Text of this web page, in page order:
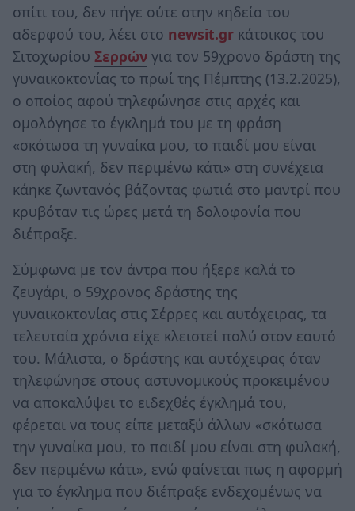
σπίτι του, δεν πήγε ούτε στην κηδεία του
αδερφού του, λέει στο newsit.gr κάτοικος του
Σιτοχωρίου Σερρών για τον 59χρονο δράστη της
γυναικοκτονίας το πρωί της Πέμπτης (13.2.2025),
ο οποίος αφού τηλεφώνησε στις αρχές και
ομολόγησε το έγκλημά του με τη φράση
«σκότωσα τη γυναίκα μου, το παιδί μου είναι
στη φυλακή, δεν περιμένω κάτι» στη συνέχεια
κάηκε ζωντανός βάζοντας φωτιά στο μαντρί που
κρυβόταν τις ώρες μετά τη δολοφονία που
διέπραξε.
Σύμφωνα με τον άντρα που ήξερε καλά το
ζευγάρι, ο 59χρονος δράστης της
γυναικοκτονίας στις Σέρρες και αυτόχειρας, τα
τελευταία χρόνια είχε κλειστεί πολύ στον εαυτό
του. Μάλιστα, ο δράστης και αυτόχειρας όταν
τηλεφώνησε στους αστυνομικούς προκειμένου
να αποκαλύψει το ειδεχθές έγκλημά του,
φέρεται να τους είπε μεταξύ άλλων «σκότωσα
την γυναίκα μου, το παιδί μου είναι στη φυλακή,
δεν περιμένω κάτι», ενώ φαίνεται πως η αφορμή
για το έγκλημα που διέπραξε ενδεχομένως να